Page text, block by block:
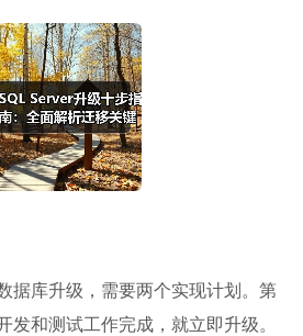
据库升级，需要两个实现计划。第
发和测试工作完成，就立即升级。